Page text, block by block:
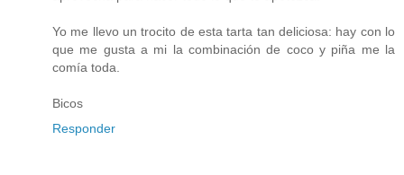
Yo me llevo un trocito de esta tarta tan deliciosa: hay con lo
que me gusta a mi la combinación de coco y piña me la
comía toda.
Bicos
Responder